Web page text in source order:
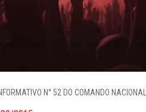
N° 52 DO COMANDO